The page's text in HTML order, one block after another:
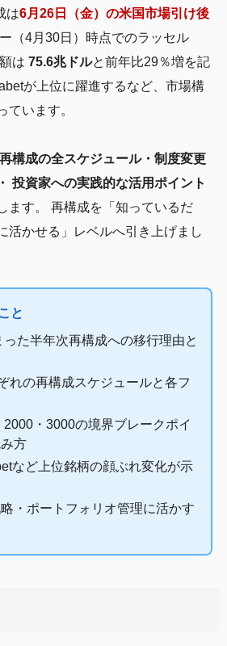
は6月26日（金）の米国市場引け後
（4月30日）時点でのラッセル
は 75.6兆ドルと前年比29％増を記
が上位に躍進するなど、市場構
ています。
構成の全スケジュール・制度変更
投資家への実践的な活用ポイント
ます。 再構成を「知っているだ
活かせる」レベルへ引き上げまし
と
た半年次再構成への移行理由と
れの再構成スケジュールと各フ
・3000の境界ブレークポイ
方
など上位銘柄の顔ぶれ変化が示
・ポートフォリオ管理に活かす